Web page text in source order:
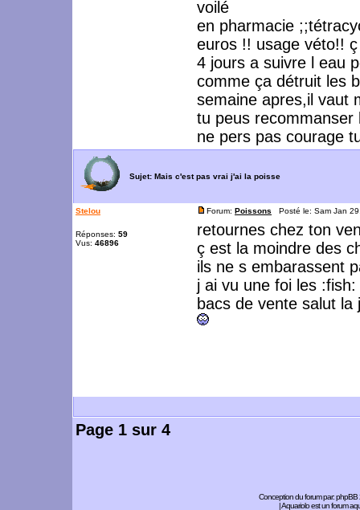
voilé
en pharmacie
euros !! usage véto!!
4 jours a suivre l eau
comme ça détruit les
semaine apres,il vaut
tu peus
ne pers pas courage
Sujet: Mais c'est pas vrai j'ai la poisse
Stelou
Réponses: 59
Vus: 46896
Forum: Poissons Posté le: Sam Jan
retournes chez ton
ç est la moindre des
ils ne s embarassent
j ai vu une foi les
bacs de vente salut
Page 1 sur 4
Conception du forum par:phpBB
| Aquariolo est un forum